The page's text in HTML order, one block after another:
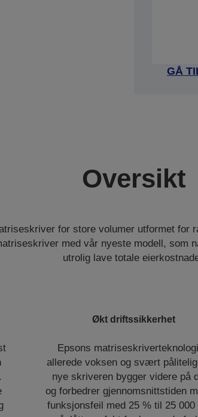
GÅ
Oversikt
for store volumer utformet for
med vår nyeste modell, som
utrolig lave totale
Økt driftssikkerhet
Epsons
allerede voksen og svært
nye skriveren bygger videre på
og forbedrer gjennomsnittstiden
funksjonsfeil med 25 % til 25 000